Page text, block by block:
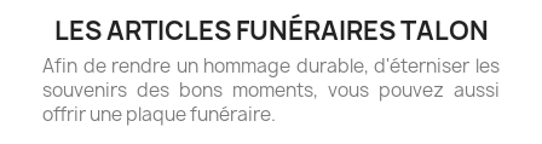
LES ARTICLES FUNÉRAIRES TALON
Afin de rendre un hommage durable, d'éterniser les
souvenirs des bons moments, vous pouvez aussi
offrir une plaque funéraire.